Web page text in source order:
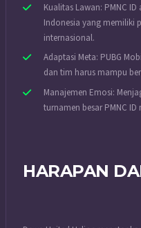
Kualitas Lawan: PMNC
Indonesia yang memiliki
internasional.
Adaptasi Meta: PUBG
dan tim harus mampu
Manajemen Emosi:
turnamen besar PMNC
HARAPAN